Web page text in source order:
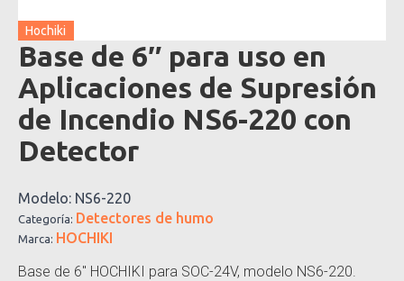
Hochiki
Base de 6″ para uso en
Aplicaciones de Supresión
de Incendio NS6-220 con
Detector
Modelo: NS6-220
Categoría: Detectores de humo
Marca: HOCHIKI
Base de 6″ HOCHIKI para SOC-24V, modelo NS6-220.